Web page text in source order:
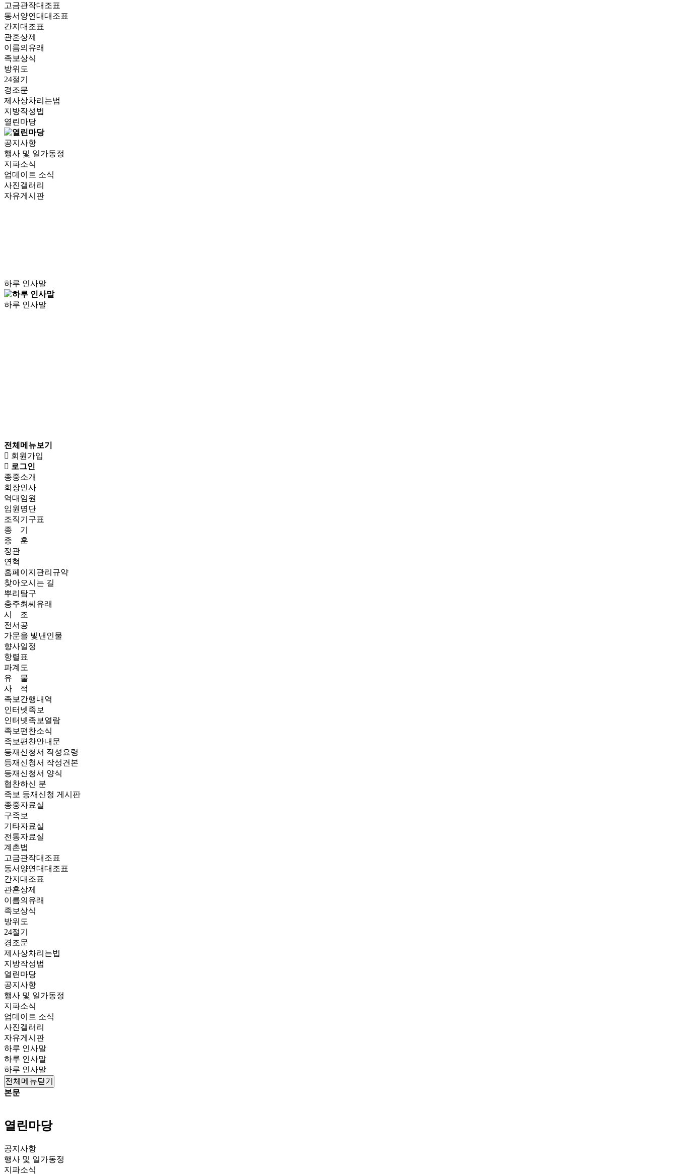
고금관작대조표
동서양연대대조표
간지대조표
관혼상제
이름의유래
족보상식
방위도
24절기
경조문
제사상차리는법
지방작성법
열린마당
공지사항
행사 및 일가동정
지파소식
업데이트 소식
사진갤러리
자유게시판
하루 인사말
하루 인사말
전체메뉴보기
회원가입
로그인
종중소개
회장인사
역대임원
임원명단
조직기구표
종 기
종 훈
정관
연혁
홈페이지관리규약
찾아오시는 길
뿌리탐구
충주최씨유래
시 조
전서공
가문을 빛낸인물
향사일정
항렬표
파계도
유 물
사 적
족보간행내역
인터넷족보
인터넷족보열람
족보편찬소식
족보편찬안내문
등재신청서 작성요령
등재신청서 작성견본
등재신청서 양식
협찬하신 분
족보 등재신청 게시판
종중자료실
구족보
기타자료실
전통자료실
계촌법
고금관작대조표
동서양연대대조표
간지대조표
관혼상제
이름의유래
족보상식
방위도
24절기
경조문
제사상차리는법
지방작성법
열린마당
공지사항
행사 및 일가동정
지파소식
업데이트 소식
사진갤러리
자유게시판
하루 인사말
하루 인사말
하루 인사말
전체메뉴닫기
본문
열린마당
공지사항
행사 및 일가동정
지파소식